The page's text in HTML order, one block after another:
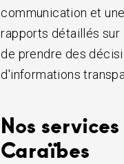
communication et
rapports détaillés sur
de prendre des
d'informations
Nos
Caraïbes